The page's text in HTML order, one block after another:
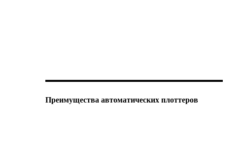
Преимущества автоматических плоттеров